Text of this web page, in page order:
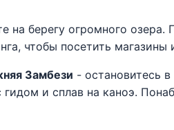
на берегу огромного
чтобы посетить магазины
Замбези - остановитесь
и сплав на каноэ.